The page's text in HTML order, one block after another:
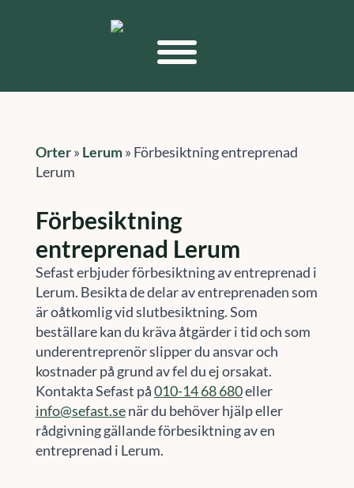
Orter» Lerum» Förbesiktning entreprenad
Lerum
Förbesiktning
entreprenad Lerum
Sefast erbjuder förbesiktning av entreprenad i
Lerum. Besikta de delar av entreprenaden som
är oåtkomlig vid slutbesiktning. Som
beställare kan du kräva åtgärder i tid och som
underentreprenör slipper du ansvar och
kostnader på grund av fel du ej orsakat.
Kontakta Sefast på010-14 68 680eller
info@sefast.senär du behöver hjälp eller
rådgivning gällande förbesiktning av en
entreprenad i Lerum.